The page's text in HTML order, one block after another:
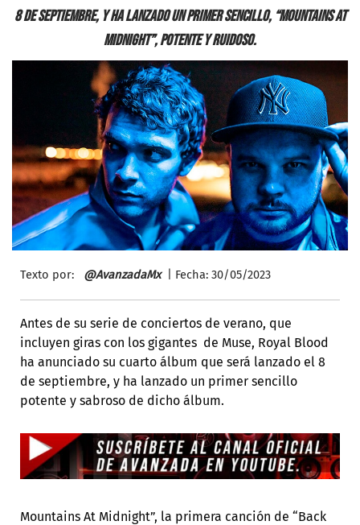
8 de septiembre, y ha lanzado un primer sencillo, “Mountains At
Midnight”, potente y ruidoso.
Texto por: @AvanzadaMx| Fecha: 30/05/2023
Antes de su serie de conciertos de verano, que
incluyen giras con los gigantes de Muse, Royal Blood
ha anunciado su cuarto álbum que será lanzado el 8
de septiembre, y ha lanzado un primer sencillo
potente y sabroso de dicho álbum.
Mountains At Midnight”, la primera canción de “Back